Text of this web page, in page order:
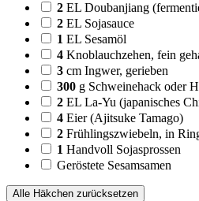
2 EL Doubanjiang
2 EL Sojasauce
1 EL Sesamöl
4 Knoblauchzehen, fein
3 cm Ingwer, gerieben
300 g Schweinehack oder
2 EL La-Yu (japanisches
4 Eier (Ajitsuke Tamago)
2 Frühlingszwiebeln, in
1 Handvoll Sojasprossen
Geröstete Sesamsamen
Alle Häkchen zurücksetzen